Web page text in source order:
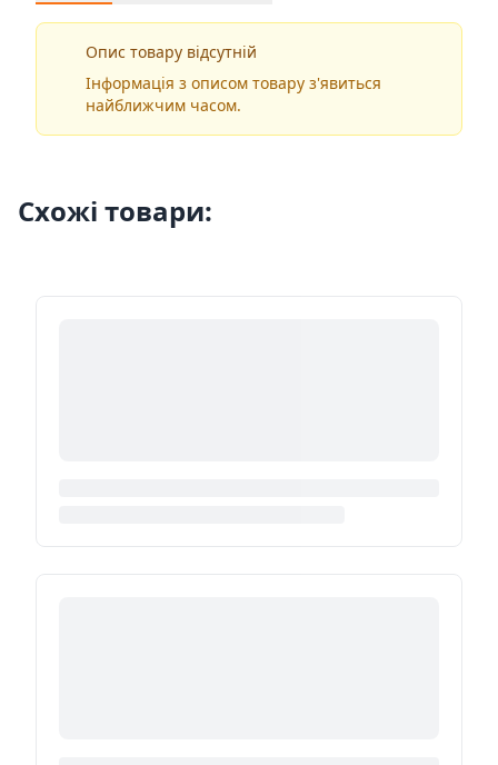
Опис товару відсутній
Інформація з описом товару з'явиться
найближчим часом.
Схожі товари: